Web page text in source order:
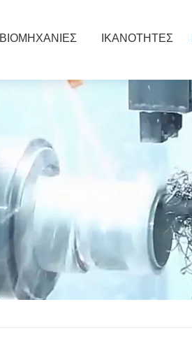
ΒΙΟΜΗΧΑΝΙΕΣ ΙΚΑΝΟΤΗΤΕΣ